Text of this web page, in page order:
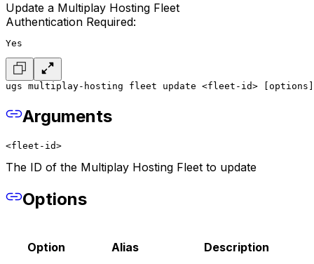
Update a Multiplay Hosting Fleet
Authentication Required:
Yes
ugs multiplay-hosting fleet update <fleet-id> [options]
Arguments
<fleet-id>
The ID of the Multiplay Hosting Fleet to update
Options
Option Alias Description